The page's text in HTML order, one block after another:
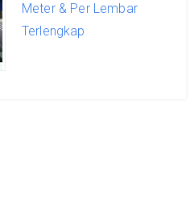
Meter & Per Lembar
Terlengkap